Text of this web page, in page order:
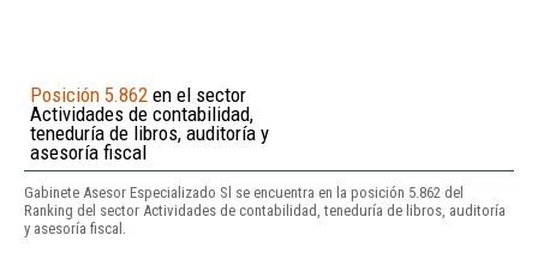
Posición 5.862 en el sector
Actividades de contabilidad,
teneduría de libros, auditoría y
asesoría fiscal
Gabinete Asesor Especializado Sl se encuentra en la posición 5.862 del
Ranking del sector Actividades de contabilidad, teneduría de libros, auditoría
y asesoría fiscal.